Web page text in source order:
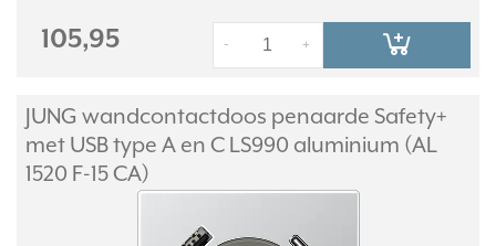
105,95 +
-
JUNG wandcontactdoos penaarde Safety+
met USB type A en C LS990 aluminium (AL
1520 F-15 CA)